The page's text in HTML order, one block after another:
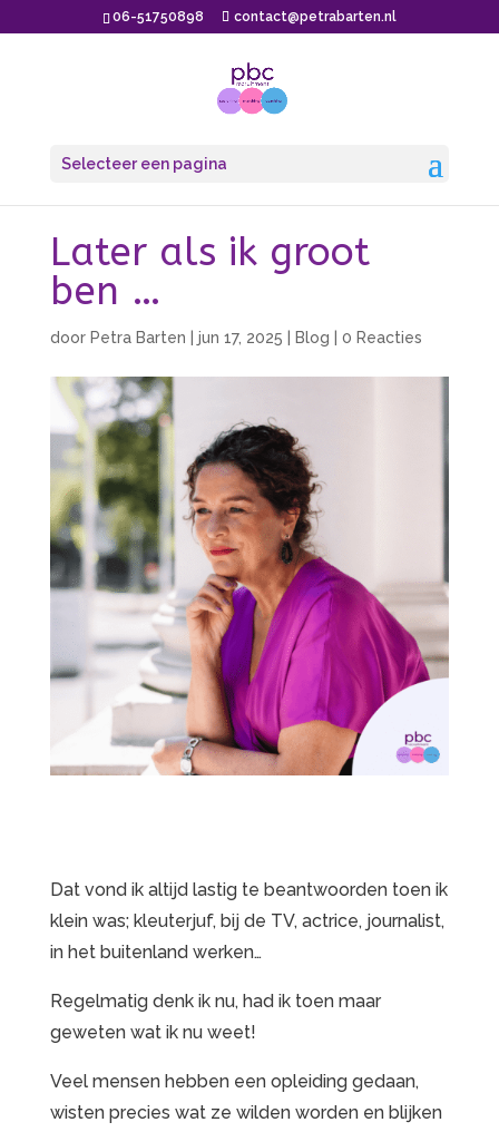
06-51750898 contact@petrabarten.nl
Selecteer een pagina
Later als ik groot
ben …
door Petra Barten jun 17, 2025 Blog 0 Reacties
Dat vond ik altijd lastig te beantwoorden toen ik
klein was; kleuterjuf, bij de TV, actrice, journalist,
in het buitenland werken…
Regelmatig denk ik nu, had ik toen maar
geweten wat ik nu weet!
Veel mensen hebben een opleiding gedaan,
wisten precies wat ze wilden worden en blijken